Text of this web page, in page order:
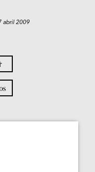
abril 2009